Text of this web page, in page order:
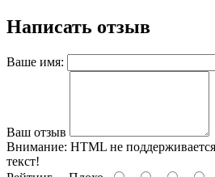
Написать отзыв
Ваше имя:
Ваш отзыв
Внимание: HTML не
текст!